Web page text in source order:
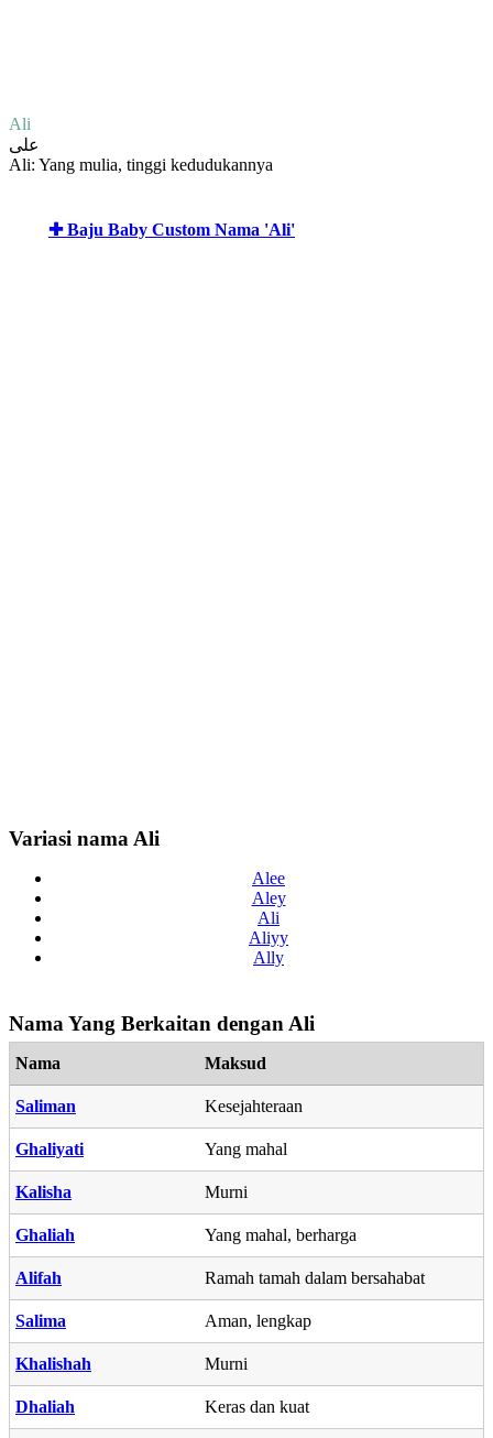
Ali
على
Ali: Yang mulia, tinggi kedudukannya
✚ Baju Baby Custom Nama 'Ali'
Variasi nama Ali
Alee
Aley
Ali
Aliyy
Ally
Nama Yang Berkaitan dengan Ali
Nama Maksud
Saliman Kesejahteraan
Ghaliyati Yang mahal
Kalisha Murni
Ghaliah Yang mahal, berharga
Alifah Ramah tamah dalam bersahabat
Salima Aman, lengkap
Khalishah Murni
Dhaliah Keras dan kuat